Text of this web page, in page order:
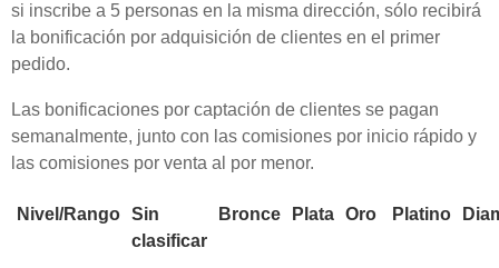
si inscribe a 5 personas en la misma dirección, sólo recibirá
la bonificación por adquisición de clientes en el primer
pedido.
Las bonificaciones por captación de clientes se pagan
semanalmente, junto con las comisiones por inicio rápido y
las comisiones por venta al por menor.
Nivel/Rango Sin
clasificar
Bronce Plata Oro Platino